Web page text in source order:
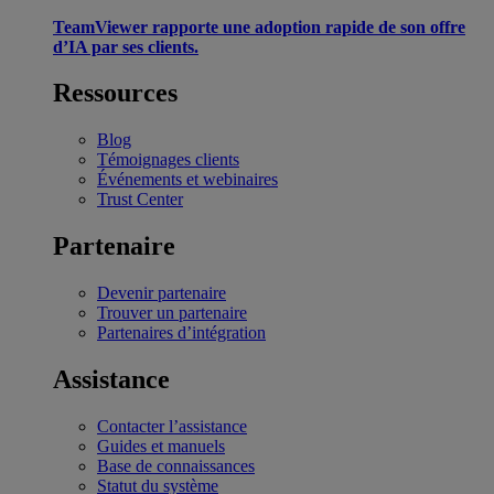
TeamViewer rapporte une adoption rapide de son offre
d’IA par ses clients.
Ressources
Blog
Témoignages clients
Événements et webinaires
Trust Center
Partenaire
Devenir partenaire
Trouver un partenaire
Partenaires d’intégration
Assistance
Contacter l’assistance
Guides et manuels
Base de connaissances
Statut du système